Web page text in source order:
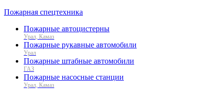
Пожарная спецтехника
Пожарные автоцистерны
Урал, Камаз
Пожарные рукавные автомобили
Урал
Пожарные штабные автомобили
ГАЗ
Пожарные насосные станции
Урал, Камаз